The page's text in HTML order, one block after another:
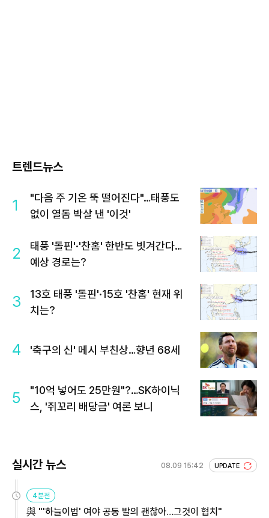
트렌드뉴스
1
"다음 주 기온 뚝 떨어진다"…태풍도
없이 열돔 박살 낸 '이것'
2
태풍 '돌핀'·'찬홈' 한반도 빗겨간다…
예상 경로는?
3
13호 태풍 '돌핀'·15호 '찬홈' 현재 위
치는?
4 '축구의 신' 메시 부친상…향년 68세
5
"10억 넣어도 25만원"?…SK하이닉
스, '쥐꼬리 배당금' 여론 보니
실시간 뉴스 08.09 15:42 UPDATE
4분전
與 "'하늘이법' 여야 공동 발의 괜찮아…그것이 협치"